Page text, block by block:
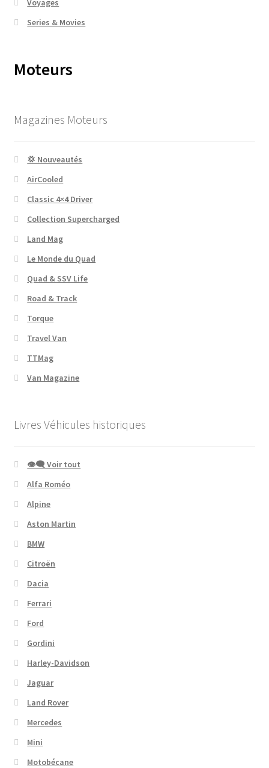
Voyages
Series & Movies
Moteurs
Magazines Moteurs
💢 Nouveautés
AirCooled
Classic 4×4 Driver
Collection Supercharged
Land Mag
Le Monde du Quad
Quad & SSV Life
Road & Track
Torque
Travel Van
TTMag
Van Magazine
Livres Véhicules historiques
👁‍🗨 Voir tout
Alfa Roméo
Alpine
Aston Martin
BMW
Citroën
Dacia
Ferrari
Ford
Gordini
Harley-Davidson
Jaguar
Land Rover
Mercedes
Mini
Motobécane